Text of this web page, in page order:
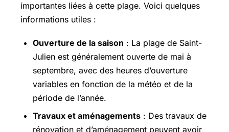
importantes liées à cette plage. Voici quelques
informations utiles :
Ouverture de la saison : La plage de Saint-
Julien est généralement ouverte de mai à
septembre, avec des heures d’ouverture
variables en fonction de la météo et de la
période de l’année.
Travaux et aménagements : Des travaux de
rénovation et d’aménagement peuvent avoir